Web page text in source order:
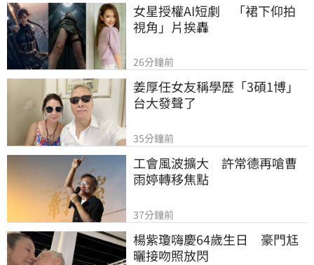
女星授權AI短劇　「裙下仰拍
視角」片挨轟
26分鐘前
姜厚任女友稱學歷「3碩1博」
台大發聲了
35分鐘前
工會風波擴大　許常德再嗆曹
雨婷轉移焦點
37分鐘前
楊紫瓊嗨慶64歲生日　豪門尪
曬接吻照放閃